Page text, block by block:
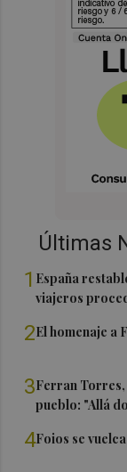
Últimas
1 España
viajeros
2El homenaje a
3Ferran Torres,
pueblo: "Allá
4Foios se